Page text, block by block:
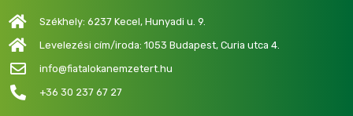
Székhely: 6237 Kecel, Hunyadi u. 9.
Levelezési cím/iroda: 1053 Budapest, Curia utca 4.
info@fiatalokanemzetert.hu
+36 30 237 67 27